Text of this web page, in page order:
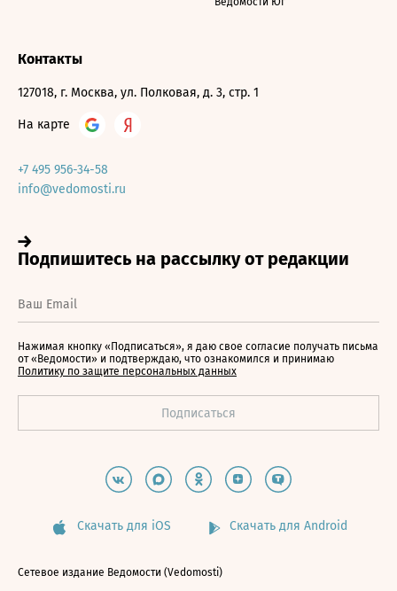
Контакты
127018, г. Москва, ул. Полковая, д. 3, стр. 1
На карте
+7 495 956-34-58
info@vedomosti.ru
Нажимая кнопку «Подписаться», я даю свое согласие получать письма
от «Ведомости» и подтверждаю, что ознакомился и принимаю
Политику по защите персональных данных
Скачать для iOS Скачать для Android
Сетевое издание Ведомости (Vedomosti)